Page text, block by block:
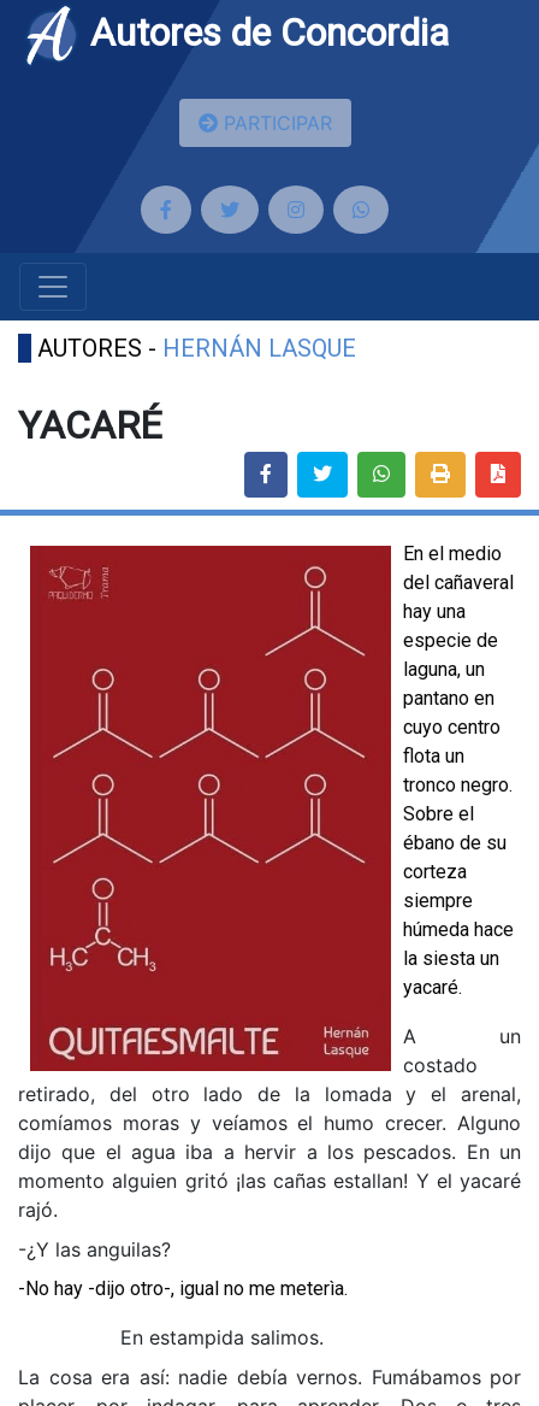
Autores de Concordia
PARTICIPAR
AUTORES - HERNÁN LASQUE
YACARÉ
En el medio
del cañaveral
hay una
especie de
laguna, un
pantano en
cuyo centro
flota un
tronco negro.
Sobre el
ébano de su
corteza
siempre
húmeda hace
la siesta un
yacaré.
A un
costado
retirado, del otro lado de la lomada y el arenal,
comíamos moras y veíamos el humo crecer. Alguno
dijo que el agua iba a hervir a los pescados. En un
momento alguien gritó ¡las cañas estallan! Y el yacaré
rajó.
-¿Y las anguilas?
-No hay -dijo otro-, igual no me meterìa.
En estampida salimos.
La cosa era así: nadie debía vernos. Fumábamos por